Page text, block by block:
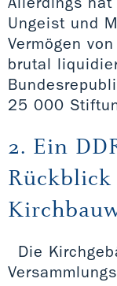
Ungeist und
Vermögen
brutal
25 000
2. Ein
Rückblick
Die